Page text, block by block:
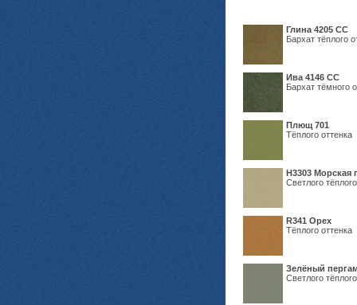
Глина 4205 СС
Бархат тёплого
Ива 4146 СС
Бархат тёмного
Плющ 701
Тёплого оттенка
H3303 Морская
Светлого
R341 Орех
Тёплого оттенка
Зелёный
Светлого